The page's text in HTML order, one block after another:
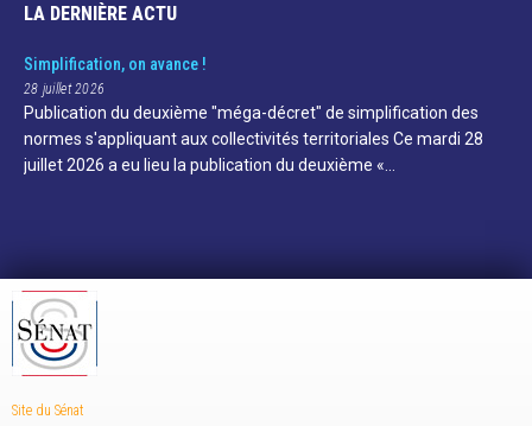
LA DERNIÈRE ACTU
Simplification, on avance !
28 juillet 2026
Publication du deuxième "méga-décret" de simplification des
normes s'appliquant aux collectivités territoriales Ce mardi 28
juillet 2026 a eu lieu la publication du deuxième «…
Site du Sénat